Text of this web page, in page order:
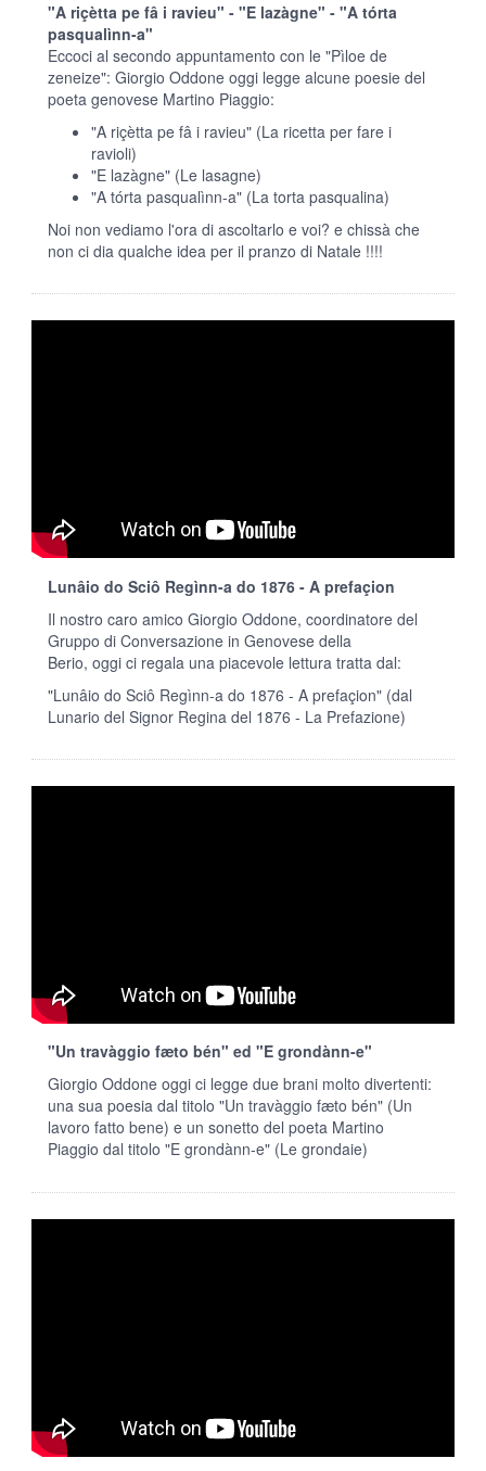
"A riçètta pe fâ i ravieu" - "E lazàgne" - "A tórta
pasqualìnn-a"
Eccoci al secondo appuntamento con le "Pìloe de
zeneize": Giorgio Oddone oggi legge alcune poesie del
poeta genovese Martino Piaggio:
"A riçètta pe fâ i ravieu" (La ricetta per fare i
ravioli)
"E lazàgne" (Le lasagne)
"A tórta pasqualìnn-a" (La torta pasqualina)
Noi non vediamo l'ora di ascoltarlo e voi? e chissà che
non ci dia qualche idea per il pranzo di Natale !!!!
Lunâio do Sciô Regìnn-a do 1876 - A prefaçion
Il nostro caro amico Giorgio Oddone, coordinatore del
Gruppo di Conversazione in Genovese della
Berio, oggi ci regala una piacevole lettura tratta dal:
"Lunâio do Sciô Regìnn-a do 1876 - A prefaçion" (dal
Lunario del Signor Regina del 1876 - La Prefazione)
"Un travàggio fæto bén" ed "E grondànn-e"
Giorgio Oddone oggi ci legge due brani molto divertenti:
una sua poesia dal titolo "Un travàggio fæto bén" (Un
lavoro fatto bene) e un sonetto del poeta Martino
Piaggio dal titolo "E grondànn-e" (Le grondaie)